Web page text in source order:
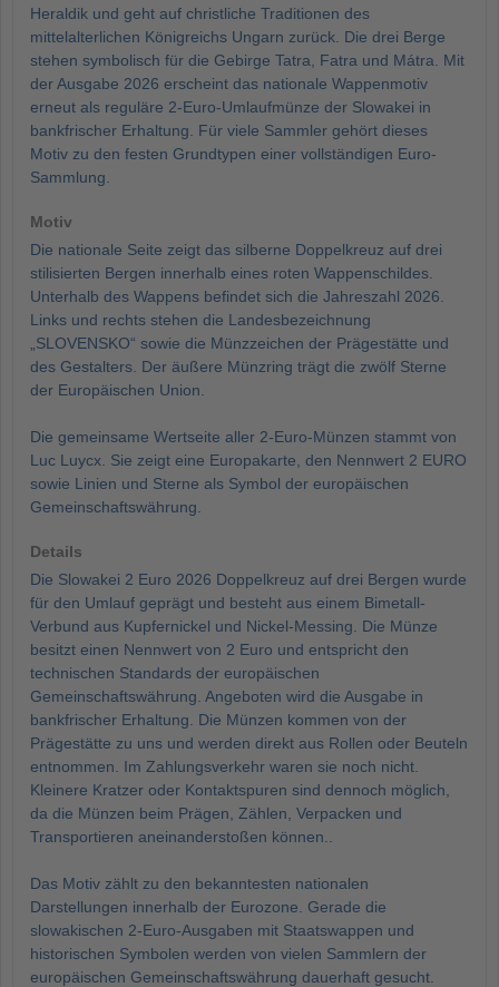
Heraldik und geht auf christliche Traditionen des
mittelalterlichen Königreichs Ungarn zurück. Die drei Berge
stehen symbolisch für die Gebirge Tatra, Fatra und Mátra. Mit
der Ausgabe 2026 erscheint das nationale Wappenmotiv
erneut als reguläre 2-Euro-Umlaufmünze der Slowakei in
bankfrischer Erhaltung. Für viele Sammler gehört dieses
Motiv zu den festen Grundtypen einer vollständigen Euro-
Sammlung.
Motiv
Die nationale Seite zeigt das silberne Doppelkreuz auf drei
stilisierten Bergen innerhalb eines roten Wappenschildes.
Unterhalb des Wappens befindet sich die Jahreszahl 2026.
Links und rechts stehen die Landesbezeichnung
„SLOVENSKO“ sowie die Münzzeichen der Prägestätte und
des Gestalters. Der äußere Münzring trägt die zwölf Sterne
der Europäischen Union.
Die gemeinsame Wertseite aller 2-Euro-Münzen stammt von
Luc Luycx. Sie zeigt eine Europakarte, den Nennwert 2 EURO
sowie Linien und Sterne als Symbol der europäischen
Gemeinschaftswährung.
Details
Die Slowakei 2 Euro 2026 Doppelkreuz auf drei Bergen wurde
für den Umlauf geprägt und besteht aus einem Bimetall-
Verbund aus Kupfernickel und Nickel-Messing. Die Münze
besitzt einen Nennwert von 2 Euro und entspricht den
technischen Standards der europäischen
Gemeinschaftswährung. Angeboten wird die Ausgabe in
bankfrischer Erhaltung. Die Münzen kommen von der
Prägestätte zu uns und werden direkt aus Rollen oder Beuteln
entnommen. Im Zahlungsverkehr waren sie noch nicht.
Kleinere Kratzer oder Kontaktspuren sind dennoch möglich,
da die Münzen beim Prägen, Zählen, Verpacken und
Transportieren aneinanderstoßen können..
Das Motiv zählt zu den bekanntesten nationalen
Darstellungen innerhalb der Eurozone. Gerade die
slowakischen 2-Euro-Ausgaben mit Staatswappen und
historischen Symbolen werden von vielen Sammlern der
europäischen Gemeinschaftswährung dauerhaft gesucht.